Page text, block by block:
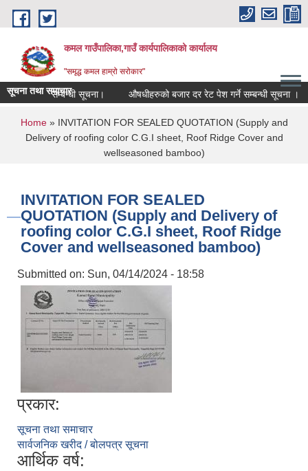
Skip to main content
कमल गाउँपालिका,गाउँ कार्यपालिकाको कार्यालय
"समृद्ध कमल हाम्रो सरोकार"
सूचना तथा समाचार
कर छुट सम्बन्धी सूचना। औषधीहरुको बजार दर रेट पेश गर्ने सम्बन्धी सूचना ।
You are here
Home» INVITATION FOR SEALED QUOTATION (Supply and
Delivery of roofing color C.G.I sheet, Roof Ridge Cover and
wellseasoned bamboo)
INVITATION FOR SEALED
QUOTATION (Supply and Delivery of
roofing color C.G.I sheet, Roof Ridge
Cover and wellseasoned bamboo)
Submitted on: Sun, 04/14/2024 - 18:58
प्रकार:
सूचना तथा समाचार
सार्वजनिक खरीद / बोलपत्र सूचना
आर्थिक वर्ष: